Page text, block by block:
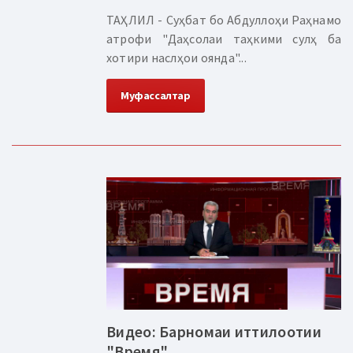
ТАҲЛИЛ - Суҳбат бо Абдуллоҳи Раҳнамо
атрофи "Даҳсолаи таҳкими сулҳ ба
хотири наслҳои оянда"...
Муфассалтар
Видео: Барномаи иттилоотии